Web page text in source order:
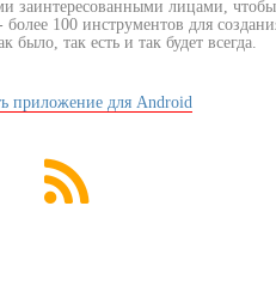
заинтересованными лицами,
100 инструментов для
было, так есть и так будет всегда.
приложение для Android